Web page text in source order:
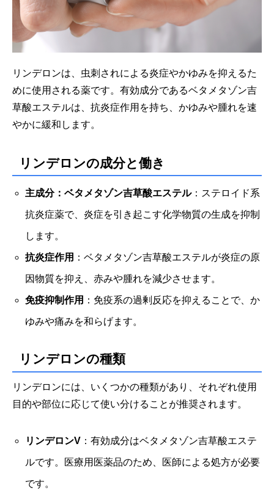
リンデロンは、虫刺されによる炎症やかゆみを抑えるた
めに使用される薬です。有効成分であるベタメタゾン吉
草酸エステルは、抗炎症作用を持ち、かゆみや腫れを速
やかに緩和します。
リンデロンの成分と働き
主成分：ベタメタゾン吉草酸エステル：ステロイド系
抗炎症薬で、炎症を引き起こす化学物質の生成を抑制
します。
抗炎症作用 ：ベタメタゾン吉草酸エステルが炎症の原
因物質を抑え、赤みや腫れを減少させます。
免疫抑制作用 ：免疫系の過剰反応を抑えることで、か
ゆみや痛みを和らげます。
リンデロンの種類
リンデロンには、いくつかの種類があり、それぞれ使用
目的や部位に応じて使い分けることが推奨されます。
リンデロンV ：有効成分はベタメタゾン吉草酸エステ
ルです。医療用医薬品のため、医師による処方が必要
です。